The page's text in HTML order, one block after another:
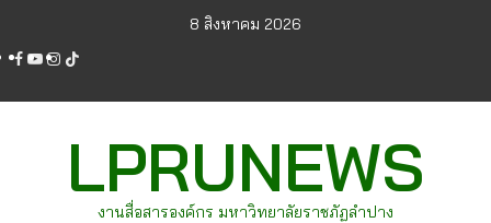
content
8 สิงหาคม 2026
facebook
youtube
instagram
tiktok
LPRUNEWS
งานสื่อสารองค์กร มหาวิทยาลัยราชภัฏลำปาง